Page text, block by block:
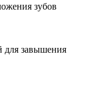
зубов
для завышения